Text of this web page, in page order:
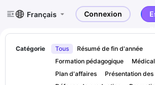
Français Connexion
Catégorie Tous
Résumé de fin d'année
Formation pédagogique
Plan d'affaires
Présentation